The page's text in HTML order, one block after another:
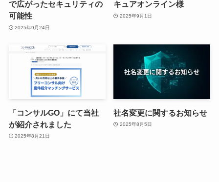
で広がったセキュリティの
可能性
2025年9月24日
キュアオンライン様
2025年9月1日
「コンサルGO」にて当社
が紹介されました
2025年8月21日
社名変更に関するお知らせ
2025年8月5日